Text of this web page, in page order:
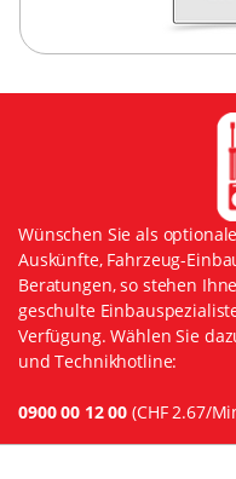
Wünschen Sie als
Auskünfte, Fahrzeug-
Beratungen, so stehen
geschulte
Verfügung. Wählen Sie
und Technikhotline:
0900 00 12 00 (CHF 2.67/